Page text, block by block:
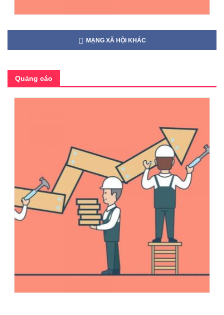
MẠNG XÃ HỘI KHÁC
Quảng cáo